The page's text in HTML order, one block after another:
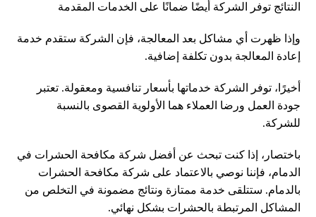
النتائج توفر الشركة أيضًا ضمانًا على الخدمات المقدمة
وإذا ظهرت أي مشاكل بعد المعالجة، فإن الشركة ستقدم خدمة
إعادة المعالجة بدون تكلفة إضافية.
أخيرًا، توفر الشركة خدماتها بأسعار تنافسية ومعقولة. تعتبر
جودة العمل ورضا العملاء هما الأولوية القصوى بالنسبة
للشركة.
باختصار، إذا كنت تبحث عن أفضل شركة مكافحة الحشرات في
الدمام، فإننا نوصي بالاعتماد على شركة مكافحة الحشرات
بالدمام. ستتلقى خدمة ممتازة ونتائج مضمونة في التخلص من
المشاكل المرتبطة بالحشرات بشكل نهائي.